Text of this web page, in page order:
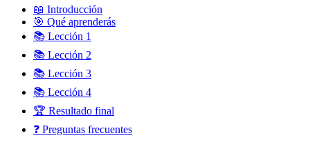
📖 Introducción
🎯 Qué aprenderás
📚 Lección 1
📚 Lección 2
📚 Lección 3
📚 Lección 4
🏆 Resultado final
❓ Preguntas frecuentes